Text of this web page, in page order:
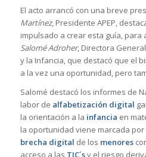
El acto arrancó con una breve
Martínez, Presidente APEP,
impulsado a crear esta guía, para
Salomé Adroher, Directora
y la Infancia, que destacó que el
a la vez una oportunidad, pero
Salomé destacó los informes de
labor de alfabetización digital
la orientación a la infancia en
la oportunidad viene marcada
brecha digital de los menores
acceso a las TIC´sy el riesgo